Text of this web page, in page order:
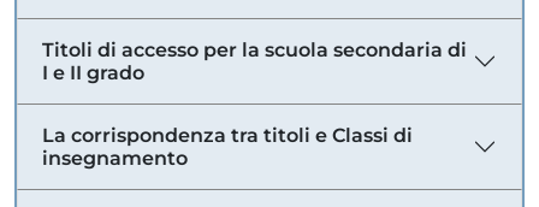
Titoli di accesso per la scuola secondaria di
I e II grado
La corrispondenza tra titoli e Classi di
insegnamento